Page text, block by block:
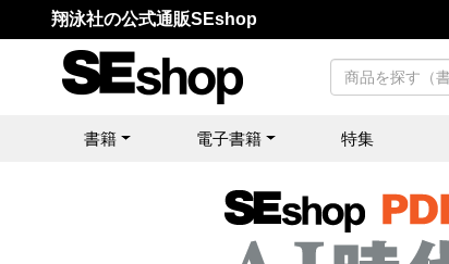
翔泳社の公式通販SEshop
書籍 電子書籍 特集